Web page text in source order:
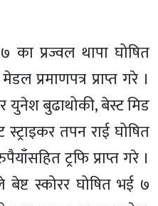
का प्रज्वल थापा घोषित
प्रमाणपत्र प्राप्त गरे ।
युनेश बुढाथोकी, बेस्ट मिड
तपन राई घोषित
ट्रफि प्राप्त गरे ।
स्कोरर घोषित भई ७